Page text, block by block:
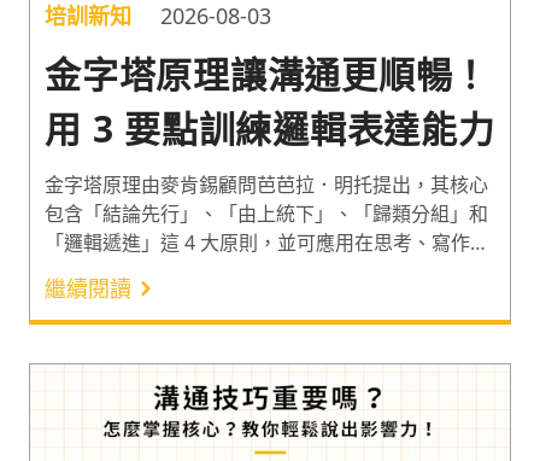
培訓新知 2026-08-03
金字塔原理讓溝通更順暢！
用 3 要點訓練邏輯表達能力
金字塔原理由麥肯錫顧問芭芭拉．明托提出，其核心
包含「結論先行」、「由上統下」、「歸類分組」和
「邏輯遞進」這 4 大原則，並可應用在思考、寫作和
簡報上。很多人認為主管聽自己說話時覺得表達不清
楚或沒條理是不善言詞的關係，但其實「邏輯表達能
力」往往才是職場中能否有效溝通的關鍵。根據
Grammarly 的調查，38% 的企業領導者表示，無效
的溝通會增加成本¹。因此以下分享源於上述 4 大原
則的邏輯表達要點和金字塔原理範例，一起透過 3 個
技巧訓練表達能力吧！
繼續閱讀